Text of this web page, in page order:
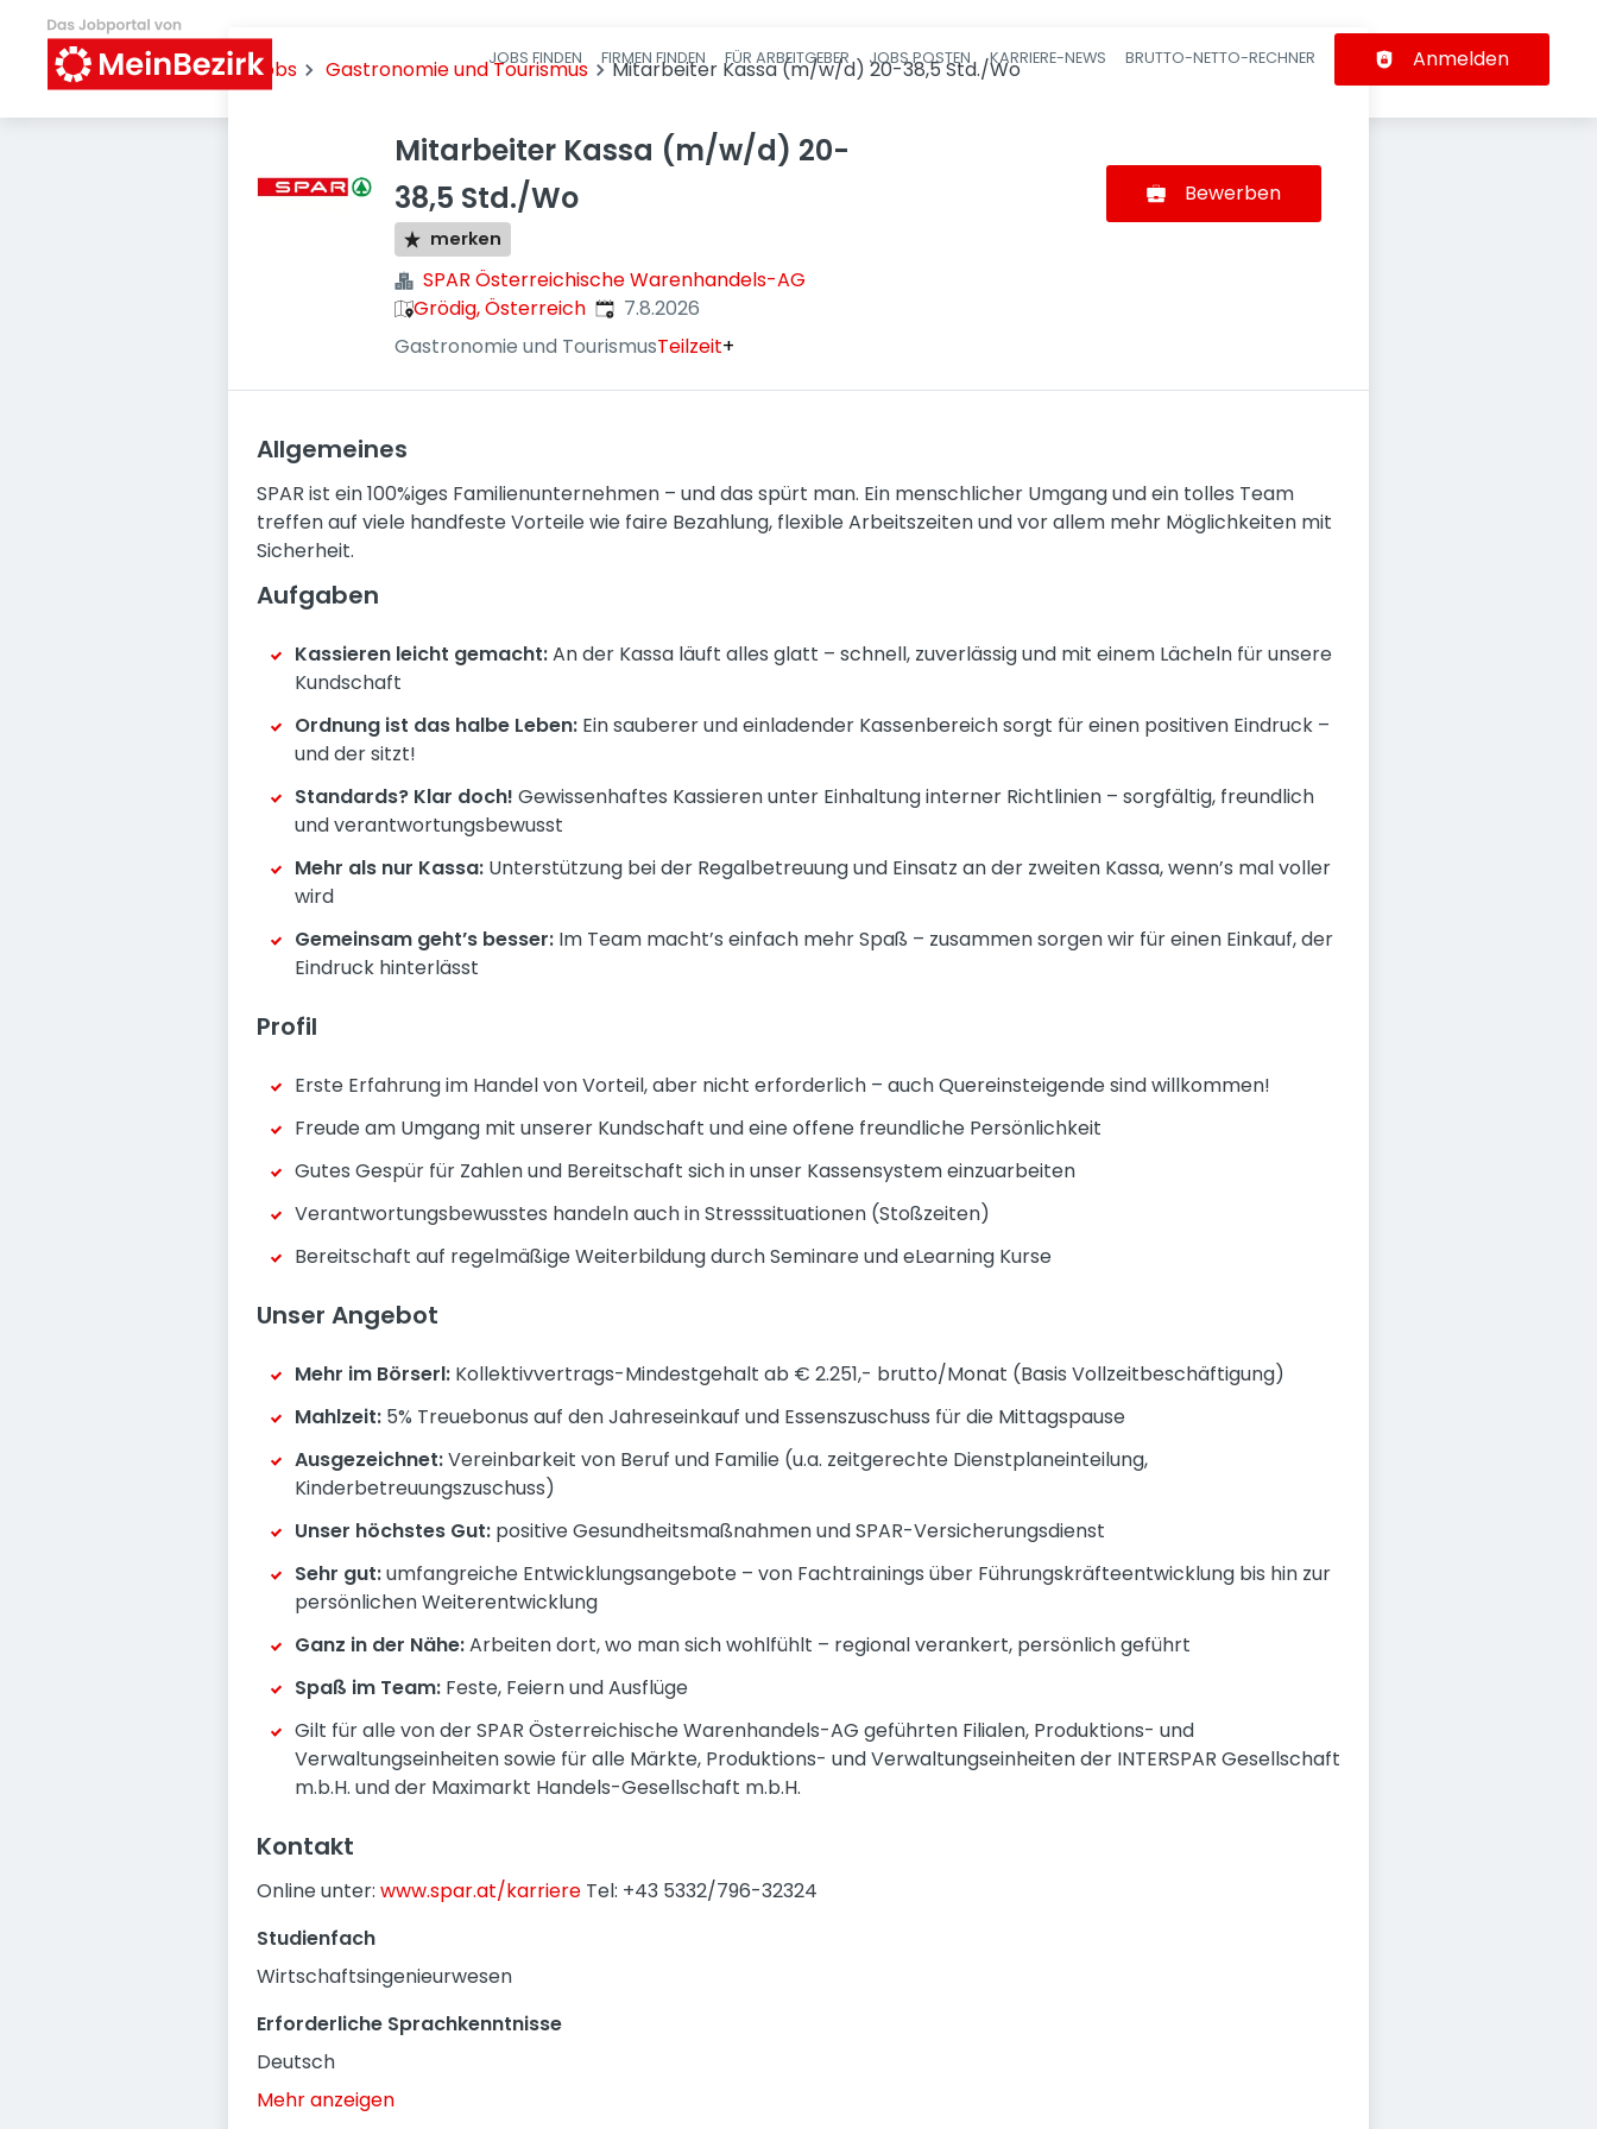
Haupt-Navigation
JOBS FINDEN FIRMEN FINDEN FÜR ARBEITGEBER JOBS POSTEN KARRIERE-NEWS BRUTTO-NETTO-RECHNER Anmelden
Jobs Gastronomie und Tourismus Mitarbeiter Kassa (m/w/d) 20-38,5 Std./Wo
Mitarbeiter Kassa (m/w/d) 20-
38,5 Std./Wo
merken
SPAR Österreichische Warenhandels-AG
Grödig, Österreich Veröffentlicht
7.8.2026
Gastronomie und TourismusTeilzeit+
Bewerben
Allgemeines
SPAR ist ein 100%iges Familienunternehmen – und das spürt man. Ein menschlicher Umgang und ein tolles Team
treffen auf viele handfeste Vorteile wie faire Bezahlung, flexible Arbeitszeiten und vor allem mehr Möglichkeiten mit
Sicherheit.
Aufgaben
Kassieren leicht gemacht:An der Kassa läuft alles glatt – schnell, zuverlässig und mit einem Lächeln für unsere
Kundschaft
Ordnung ist das halbe Leben: Ein sauberer und einladender Kassenbereich sorgt für einen positiven Eindruck –
und der sitzt!
Standards? Klar doch! Gewissenhaftes Kassieren unter Einhaltung interner Richtlinien – sorgfältig, freundlich
und verantwortungsbewusst
Mehr als nur Kassa: Unterstützung bei der Regalbetreuung und Einsatz an der zweiten Kassa, wenn’s mal voller
wird
Gemeinsam geht’s besser: Im Team macht’s einfach mehr Spaß – zusammen sorgen wir für einen Einkauf, der
Eindruck hinterlässt
Profil
Erste Erfahrung im Handel von Vorteil, aber nicht erforderlich – auch Quereinsteigende sind willkommen!
Freude am Umgang mit unserer Kundschaft und eine offene freundliche Persönlichkeit
Gutes Gespür für Zahlen und Bereitschaft sich in unser Kassensystem einzuarbeiten
Verantwortungsbewusstes handeln auch in Stresssituationen (Stoßzeiten)
Bereitschaft auf regelmäßige Weiterbildung durch Seminare und eLearning Kurse
Unser Angebot
Mehr im Börserl: Kollektivvertrags-Mindestgehalt ab € 2.251,- brutto/Monat (Basis Vollzeitbeschäftigung)
Mahlzeit: 5% Treuebonus auf den Jahreseinkauf und Essenszuschuss für die Mittagspause
Ausgezeichnet:Vereinbarkeit von Beruf und Familie (u.a. zeitgerechte Dienstplaneinteilung,
Kinderbetreuungszuschuss)
Unser höchstes Gut: positive Gesundheitsmaßnahmen und SPAR-Versicherungsdienst
Sehr gut:umfangreiche Entwicklungsangebote – von Fachtrainings über Führungskräfteentwicklung bis hin zur
persönlichen Weiterentwicklung
Ganz in der Nähe:Arbeiten dort, wo man sich wohlfühlt – regional verankert, persönlich geführt
Spaß im Team: Feste, Feiern und Ausflüge
Gilt für alle von der SPAR Österreichische Warenhandels-AG geführten Filialen, Produktions- und
Verwaltungseinheiten sowie für alle Märkte, Produktions- und Verwaltungseinheiten der INTERSPAR Gesellschaft
m.b.H. und der Maximarkt Handels-Gesellschaft m.b.H.
Kontakt
Online unter: www.spar.at/karriere Tel: +43 5332/796-32324
Studienfach
Wirtschaftsingenieurwesen
Erforderliche Sprachkenntnisse
Deutsch
Mehr anzeigen